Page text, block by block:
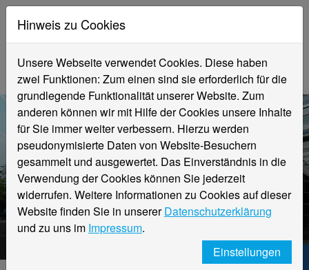
Aktuelle Meldungen
Hochschule Niederrhein
Hochschule Niederrhein. Dein Weg.
Hinweis zu Cookies
Unsere Webseite verwendet Cookies. Diese haben
zwei Funktionen: Zum einen sind sie erforderlich für die
grundlegende Funktionalität unserer Website. Zum
anderen können wir mit Hilfe der Cookies unsere Inhalte
für Sie immer weiter verbessern. Hierzu werden
pseudonymisierte Daten von Website-Besuchern
gesammelt und ausgewertet. Das Einverständnis in die
Verwendung der Cookies können Sie jederzeit
widerrufen. Weitere Informationen zu Cookies auf dieser
Website finden Sie in unsererDatenschutzerklärung
und zu uns im Impressum.
Einstellungen